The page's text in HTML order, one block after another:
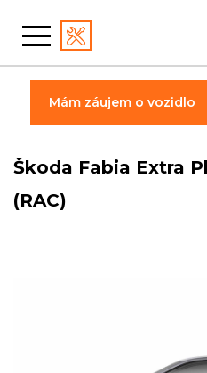
Škoda Fabia Extra
(RAC)
Mám záujem o vozidlo